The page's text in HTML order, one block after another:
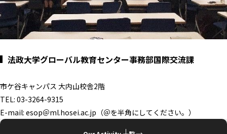
法政大学グローバル教育センター事務部国際交流課
市ケ谷キャンパス 大内山校舎2階
TEL: 03-3264-9315
E-mail: esop＠ml.hosei.ac.jp（＠を半角にしてください。）